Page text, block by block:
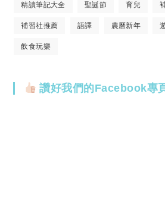
精讀筆記大全 聖誕節 育兒
補習社推薦 語譯 農曆新年
飲食玩樂
讚好我們的Facebook專